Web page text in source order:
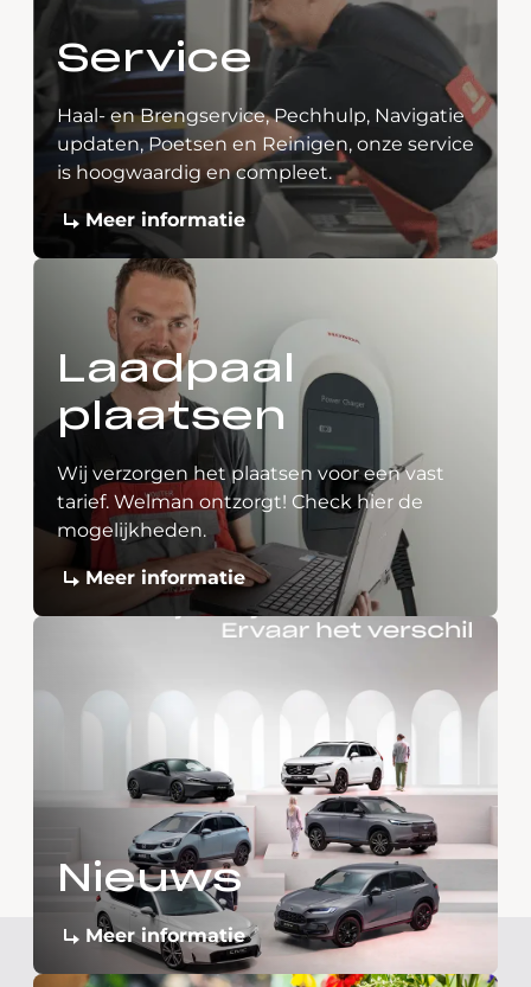
Service
Haal- en Brengservice, Pechhulp, Navigatie
updaten, Poetsen en Reinigen, onze service
is hoogwaardig en compleet.
Meer informatie
Laadpaal
plaatsen
Wij verzorgen het plaatsen voor een vast
tarief. Welman ontzorgt! Check hier de
mogelijkheden.
Meer informatie
Nieuws
Meer informatie